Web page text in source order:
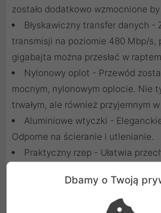
zostało dodatkowo wzmocnione
Błyskawiczny transfer danych -
transmisji na poziomie 480 Mbp/s,
gigabajta można przesłać w
Nylonowy oplot - Przewód
mocnym, nylonowym oplocie. Nie
trwałym, ale również przyjemnym
Aluminiowe wtyczki -
Odporne na ścieranie i utlenianie.
Praktyczny rzep - Ułatwia
Dbamy o Twoją